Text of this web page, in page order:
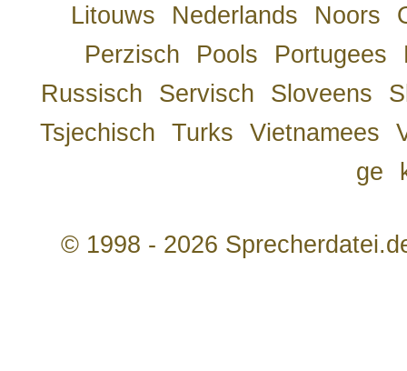
Litouws
Nederlands Noors
Perzisch
Pools Portugees
Russisch
Servisch Sloveens
Tsjechisch
Turks Vietnamees
ge
© 1998 - 2026